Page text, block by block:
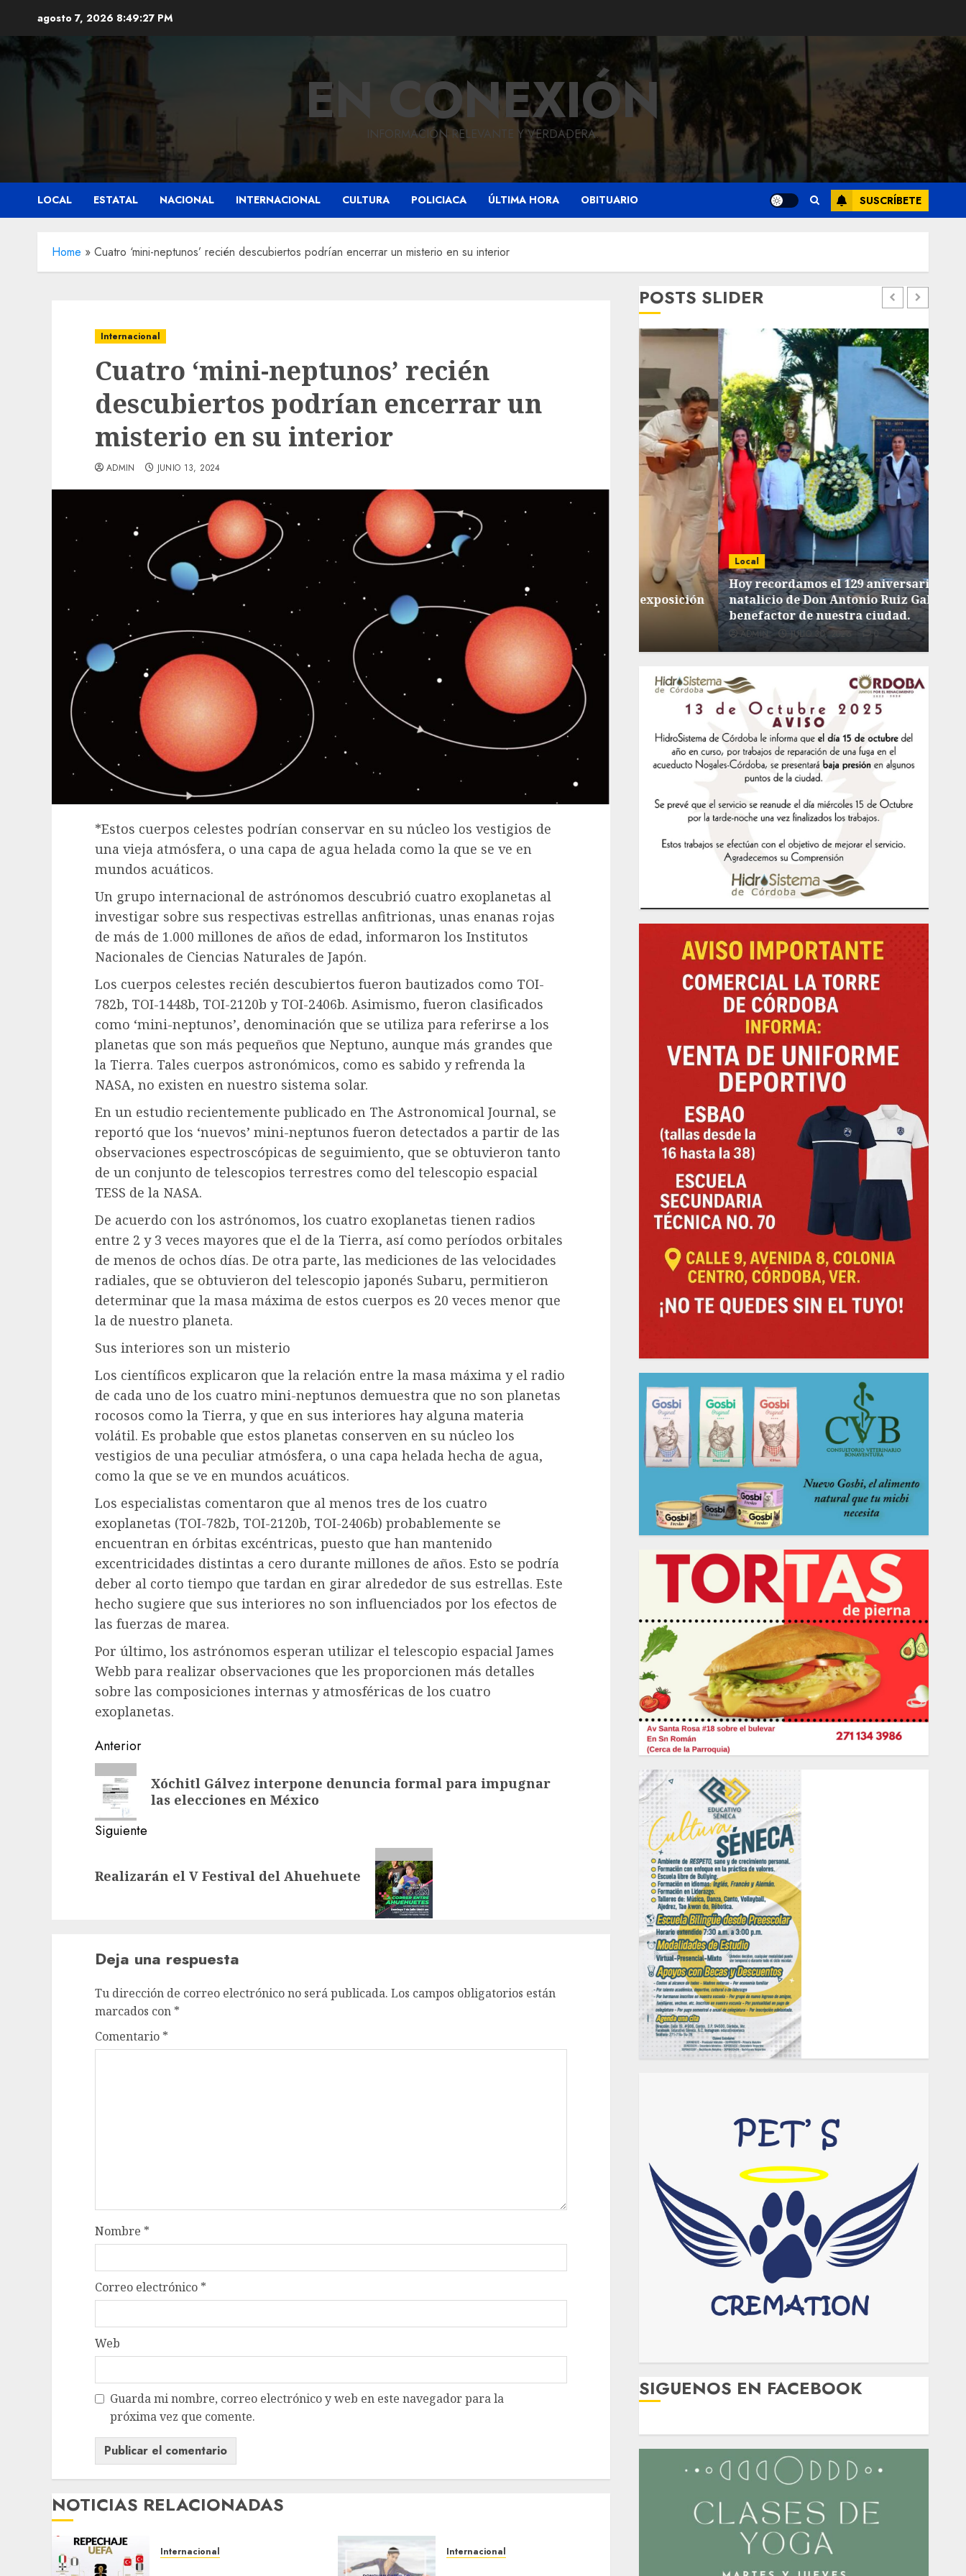
contenido
agosto 7, 2026 8:49:28 PM
EN CONEXIÓN
INFORMACIÓN RELEVANTE Y VERDADERA.
LOCAL ESTATAL NACIONAL INTERNACIONAL CULTURA POLICIACA ÚLTIMA HORA OBITUARIO SUSCRÍBETE
Home » Cuatro ‘mini-neptunos’ recién descubiertos podrían encerrar un misterio en su interior
Internacional
Cuatro ‘mini-neptunos’ recién
descubiertos podrían encerrar un
misterio en su interior
ADMIN JUNIO 13, 2024
*Estos cuerpos celestes podrían conservar en su núcleo los vestigios de
una vieja atmósfera, o una capa de agua helada como la que se ve en
mundos acuáticos.
Un grupo internacional de astrónomos descubrió cuatro exoplanetas al
investigar sobre sus respectivas estrellas anfitrionas, unas enanas rojas
de más de 1.000 millones de años de edad, informaron los Institutos
Nacionales de Ciencias Naturales de Japón.
Los cuerpos celestes recién descubiertos fueron bautizados como TOI-
782b, TOI-1448b, TOI-2120b y TOI-2406b. Asimismo, fueron clasificados
como ‘mini-neptunos’, denominación que se utiliza para referirse a los
planetas que son más pequeños que Neptuno, aunque más grandes que
la Tierra. Tales cuerpos astronómicos, como es sabido y refrenda la
NASA, no existen en nuestro sistema solar.
En un estudio recientemente publicado en The Astronomical Journal, se
reportó que los ‘nuevos’ mini-neptunos fueron detectados a partir de las
observaciones espectroscópicas de seguimiento, que se obtuvieron tanto
de un conjunto de telescopios terrestres como del telescopio espacial
TESS de la NASA.
De acuerdo con los astrónomos, los cuatro exoplanetas tienen radios
entre 2 y 3 veces mayores que el de la Tierra, así como períodos orbitales
de menos de ochos días. De otra parte, las mediciones de las velocidades
radiales, que se obtuvieron del telescopio japonés Subaru, permitieron
determinar que la masa máxima de estos cuerpos es 20 veces menor que
la de nuestro planeta.
Sus interiores son un misterio
Los científicos explicaron que la relación entre la masa máxima y el radio
de cada uno de los cuatro mini-neptunos demuestra que no son planetas
rocosos como la Tierra, y que en sus interiores hay alguna materia
volátil. Es probable que estos planetas conserven en su núcleo los
vestigios de una peculiar atmósfera, o una capa helada hecha de agua,
como la que se ve en mundos acuáticos.
Los especialistas comentaron que al menos tres de los cuatro
exoplanetas (TOI-782b, TOI-2120b, TOI-2406b) probablemente se
encuentran en órbitas excéntricas, puesto que han mantenido
excentricidades distintas a cero durante millones de años. Esto se podría
deber al corto tiempo que tardan en girar alrededor de sus estrellas. Este
hecho sugiere que sus interiores no son influenciados por los efectos de
las fuerzas de marea.
Por último, los astrónomos esperan utilizar el telescopio espacial James
Webb para realizar observaciones que les proporcionen más detalles
sobre las composiciones internas y atmosféricas de los cuatro
exoplanetas.
Navegación
de
entradas
Anterior
Entrada
anterior:
Xóchitl Gálvez interpone denuncia formal para impugnar
las elecciones en México
Siguiente
entrada:
Realizarán el V Festival del Ahuehuete
Deja una respuesta
Tu dirección de correo electrónico no será publicada. Los campos obligatorios están
marcados con *
Comentario *
Nombre *
Correo electrónico *
Web
Guarda mi nombre, correo electrónico y web en este navegador para la
próxima vez que comente.
NOTICIAS RELACIONADAS
Internacional Internacional
POSTS SLIDER
Obra de pavimentación de San Marcial será
mejorada. Interviene CASF
JULIO 27, 2026 0
Reviven la historia de Fortín, con exposición
de la cronista Minerva Salas.
JULIO 31, 2026 0
Local
Hoy recordamos el 129 aniversario del
natalicio de Don Antonio Ruiz Galindo,
benefactor de nuestra ciudad.
JULIO 30, 2026 0
SIGUENOS EN FACEBOOK